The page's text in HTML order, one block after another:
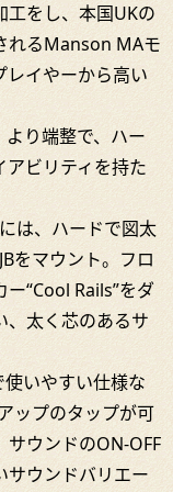
工をし、本国UKの
れるManson MAモ
レイやーから高い
り端整で、ハー
アビリティを持た
は、ハードで図太
をマウント。フロ
“Cool Rails”をダ
、太く芯のあるサ
いやすい仕様な
ップのタップが可
ウンドのON-OFF
サウンドバリエー